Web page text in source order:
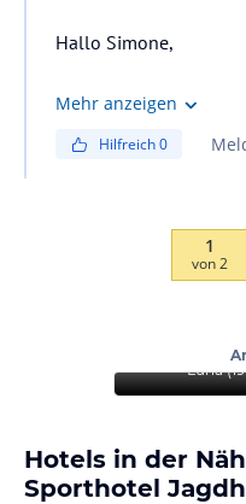
Hallo Simone,
im Schnitt € 6,50
Mehr anzeigen
Hilfreich0
1
von2
Luna (
Hotels in der
Sporthotel